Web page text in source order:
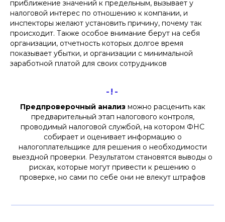
приближение значений к предельным, вызывает у
налоговой интерес по отношению к компании, и
инспекторы желают установить причину, почему так
происходит. Также особое внимание берут на себя
организации, отчетность которых долгое время
показывает убытки, и организации с минимальной
заработной платой для своих сотрудников
-!-
Предпроверочный анализможно расценить как
предварительный этап налогового контроля,
проводимый налоговой службой, на котором ФНС
собирает и оценивает информацию о
налогоплательщике для решения о необходимости
выездной проверки. Результатом становятся выводы о
рисках, которые могут привести к решению о
проверке, но сами по себе они не влекут штрафов